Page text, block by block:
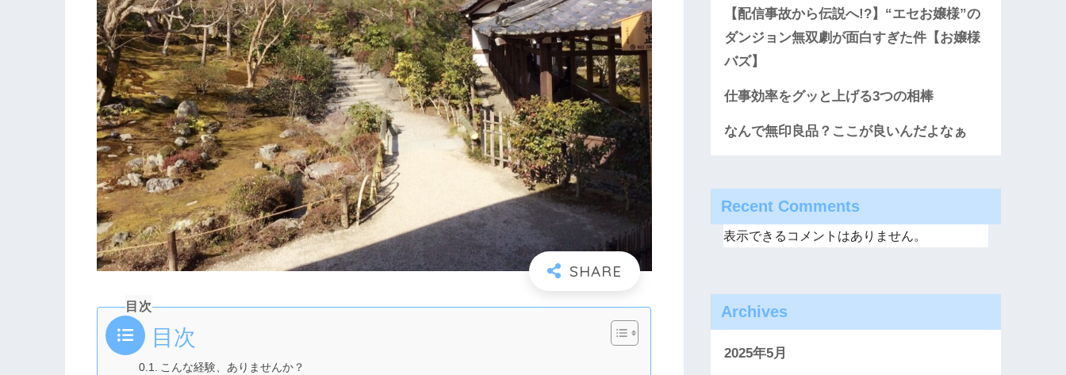
目次
目次
こんな経験、ありませんか？
【配信事故から伝説へ!?】“エセお嬢様”の
ダンジョン無双劇が面白すぎた件【お嬢様
バズ】
仕事効率をグッと上げる3つの相棒
なんで無印良品？ここが良いんだよなぁ
Recent Comments
表示できるコメントはありません。
Archives
2025年5月